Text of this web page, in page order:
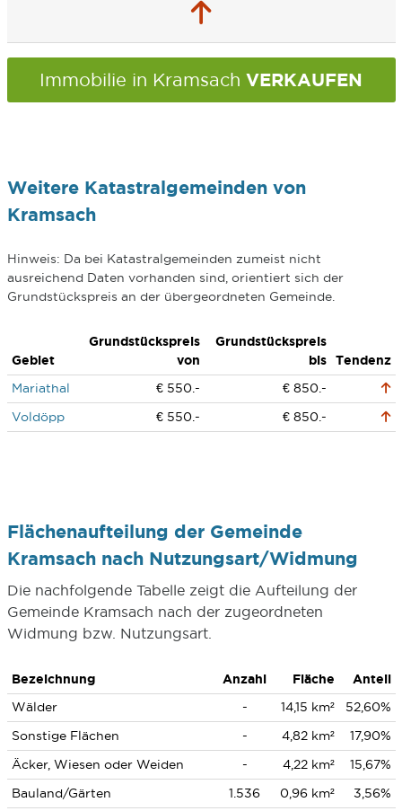
Immobilie in Kramsach VERKAUFEN
Weitere Katastralgemeinden von
Kramsach
Hinweis: Da bei Katastralgemeinden zumeist nicht
ausreichend Daten vorhanden sind, orientiert sich der
Grundstückspreis an der übergeordneten Gemeinde.
Gebiet
Grundstückspreis
von
Grundstückspreis
bis
Tendenz
Mariathal
€ 550.-
€ 850.-
Voldöpp
€ 550.- € 850.-
Flächenaufteilung der Gemeinde
Kramsach nach Nutzungsart/Widmung
Die nachfolgende Tabelle zeigt die Aufteilung der
Gemeinde Kramsach nach der zugeordneten
Widmung bzw. Nutzungsart.
Bezeichnung Anzahl Fläche
Anteil
Wälder
- 14,15 km²
52,60%
Sonstige Flächen
- 4,82 km²
17,90%
Äcker, Wiesen oder Weiden
- 4,22 km²
15,67%
Bauland/Gärten
1.536 0,96 km² 3,56%